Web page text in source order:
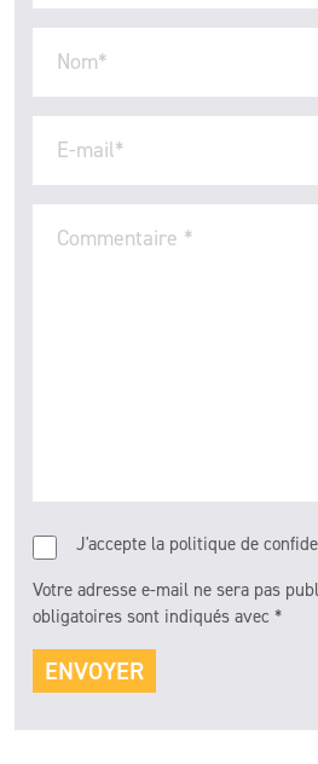
Votre adresse e-mail ne sera pas
obligatoires sont indiqués avec *
Commentaire *
E-mail*
J'accepte la politique de
Nom*